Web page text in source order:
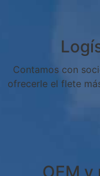
Contamos con
ofrecerle el flete